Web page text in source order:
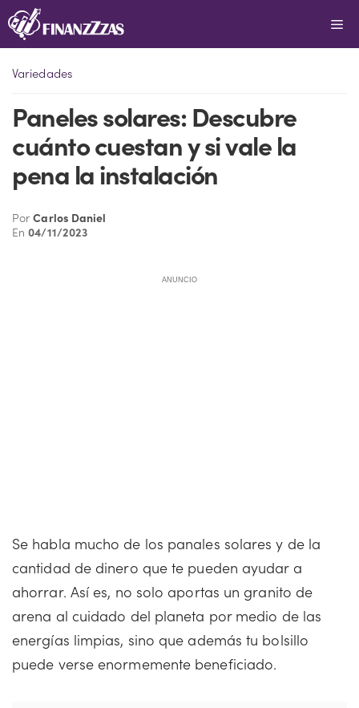
Saltar
al
Variedades
Paneles solares: Descubre
cuánto cuestan y si vale la
pena la instalación
PorCarlos Daniel
En04/11/2023
ANUNCIO
Se habla mucho de los panales solares y de la
cantidad de dinero que te pueden ayudar a
ahorrar. Así es, no solo aportas un granito de
arena al cuidado del planeta por medio de las
energías limpias, sino que además tu bolsillo
puede verse enormemente beneficiado.